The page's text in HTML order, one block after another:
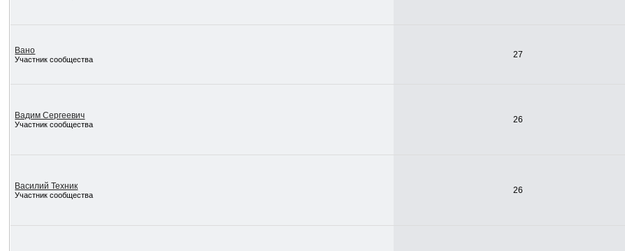
Вано
Участник сообщества 27
Вадим Сергеевич
Участник сообщества 26
Василий Техник
Участник сообщества 26